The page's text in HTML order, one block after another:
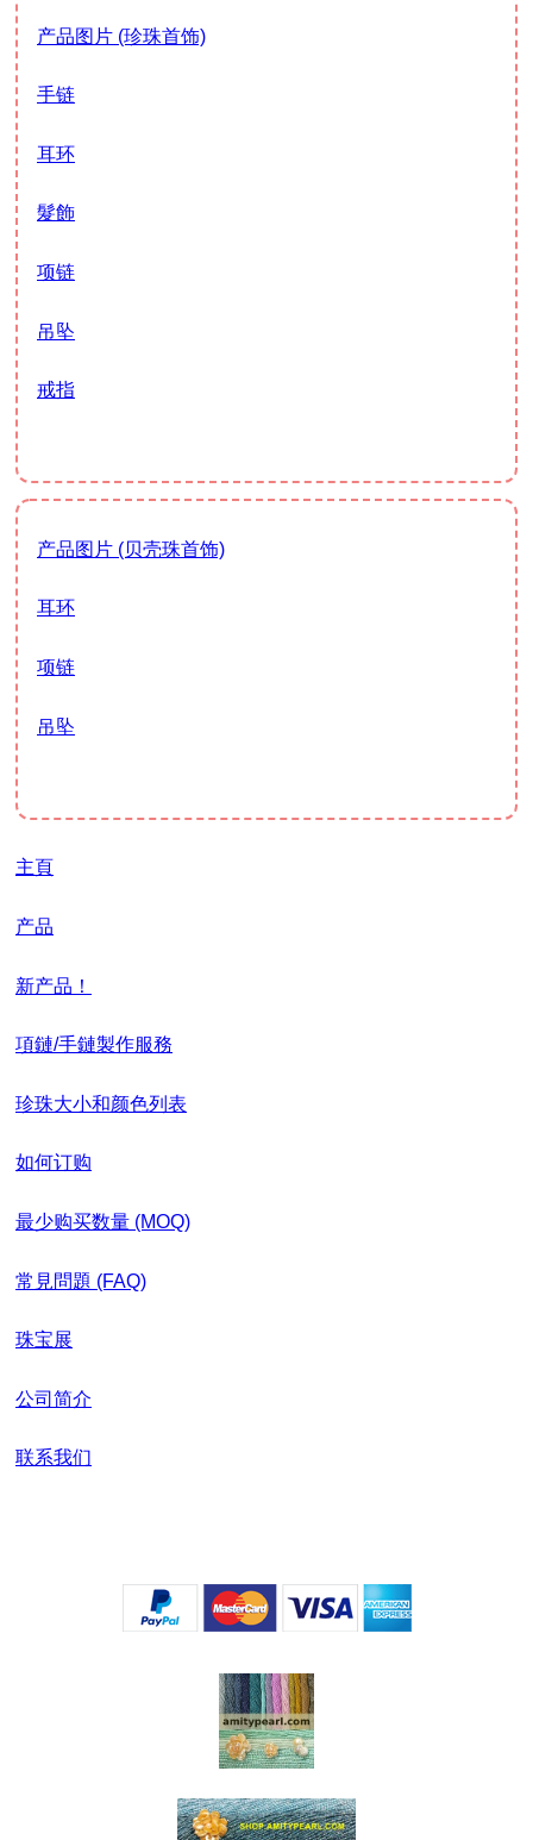
产品图片 (珍珠首饰)
手链
耳环
髮飾
项链
吊坠
戒指
产品图片 (贝壳珠首饰)
耳环
项链
吊坠
主頁
产品
新产品！
項鏈/手鏈製作服務
珍珠大小和颜色列表
如何订购
最少购买数量 (MOQ)
常見問題 (FAQ)
珠宝展
公司简介
联系我们